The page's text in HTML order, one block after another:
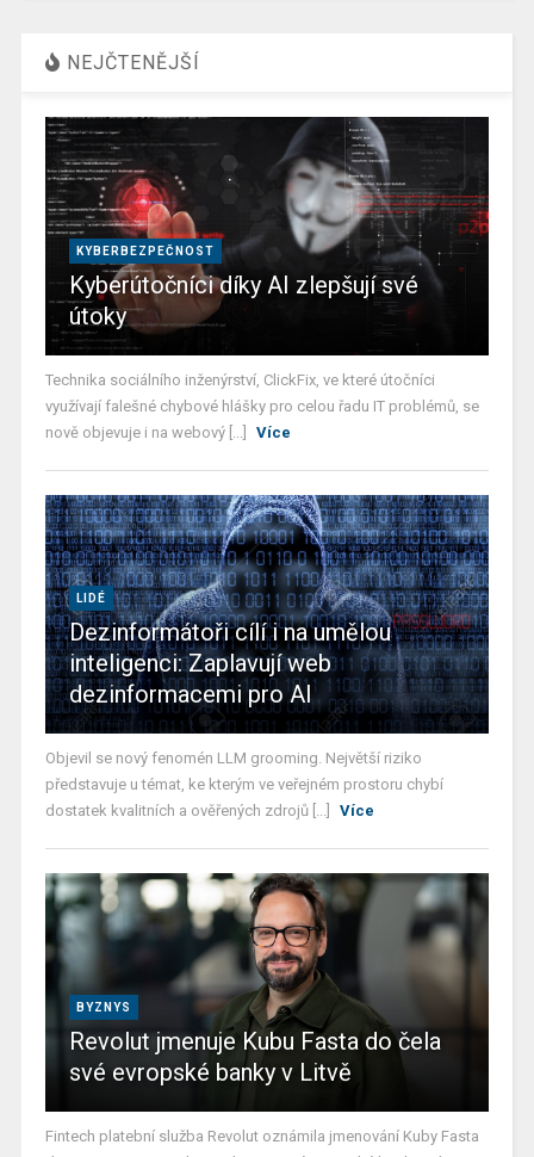
NEJČTENĚJŠÍ
KYBERBEZPEČNOST
Kyberútočníci díky AI zlepšují své
útoky
Technika sociálního inženýrství, ClickFix, ve které útočníci
využívají falešné chybové hlášky pro celou řadu IT problémů, se
nově objevuje i na webový [...]
Více
LIDÉ
Dezinformátoři cílí i na umělou
inteligenci: Zaplavují web
dezinformacemi pro AI
Objevil se nový fenomén LLM grooming. Největší riziko
představuje u témat, ke kterým ve veřejném prostoru chybí
dostatek kvalitních a ověřených zdrojů [...]
Více
BYZNYS
Revolut jmenuje Kubu Fasta do čela
své evropské banky v Litvě
Fintech platební služba Revolut oznámila jmenování Kuby Fasta